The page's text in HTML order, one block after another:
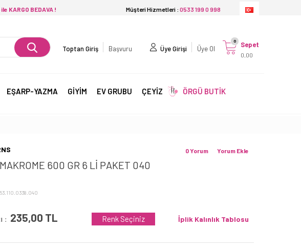
KARGO BEDAVA ! Müşteri Hizmetleri : 0533 199 0 998
Başvuru
Toptan Giriş Üye Girişi Üye Ol Sepet
0,00
0
EŞARP-YAZMA GİYİM EV GRUBU ÇEYİZ ÖRGÜ BUTİK
600 GR 6 Lİ PAKET 040
Yorum Ekle
0 Yorum
: 235,00 TL İplik Kalınlık Tablosu
Renk Seçiniz